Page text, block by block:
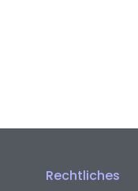
Rechtliches